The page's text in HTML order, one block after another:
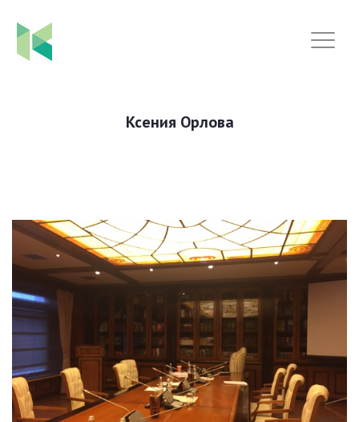
Ксения Орлова